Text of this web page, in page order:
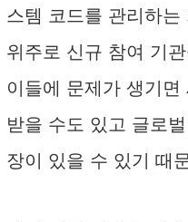
스템 코드를 관리하
위주로 신규 참여 기
이들에 문제가 생기
받을 수도 있고 글로
장이 있을 수 있기 때